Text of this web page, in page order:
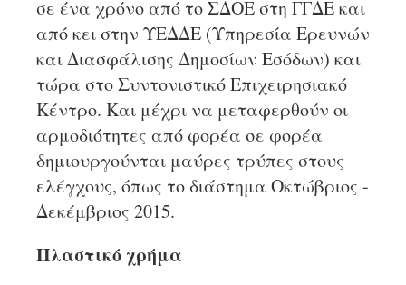
σε ένα χρόνο από το ΣΔΟΕ στη ΓΓΔΕ και
από κει στην ΥΕΔΔΕ (Υπηρεσία Ερευνών
και Διασφάλισης Δημοσίων Εσόδων) και
τώρα στο Συντονιστικό Επιχειρησιακό
Κέντρο. Και μέχρι να μεταφερθούν οι
αρμοδιότητες από φορέα σε φορέα
δημιουργούνται μαύρες τρύπες στους
ελέγχους, όπως το διάστημα Οκτώβριος -
Δεκέμβριος 2015.
Πλαστικό χρήμα